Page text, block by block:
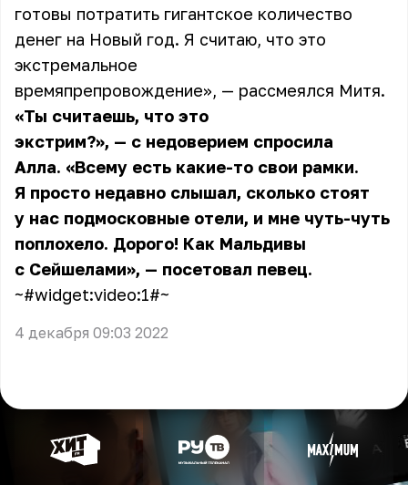
готовы потратить гигантское количество
денег на Новый год. Я считаю, что это
экстремальное
времяпрепровождение», — рассмеялся Митя.
«Ты считаешь, что это
экстрим?», — с недоверием спросила
Алла. «Всему есть какие-то свои рамки.
Я просто недавно слышал, сколько стоят
у нас подмосковные отели, и мне чуть-чуть
поплохело. Дорого! Как Мальдивы
с Сейшелами», — посетовал певец.
~#widget:video:1#~
4 декабря 09:03 2022